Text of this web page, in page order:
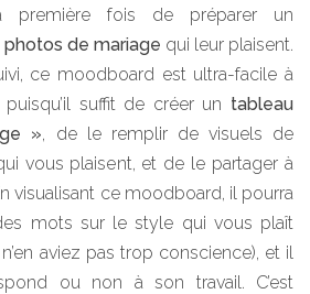
première fois de préparer un
photos de mariage qui leur plaisent.
ce moodboard est ultra-facile à
suffit de créer un tableau
», de le remplir de visuels de
vous plaisent, et de le partager à
visualisant ce moodboard, il pourra
mots sur le style qui vous plaît
aviez pas trop conscience), et il
ou non à son travail. C’est